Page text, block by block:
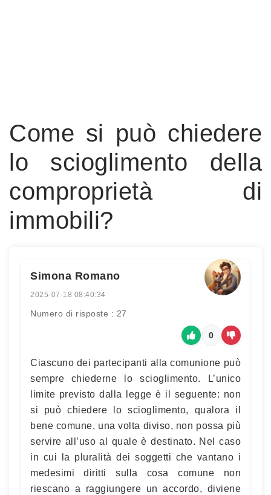
Come si può chiedere
lo scioglimento della
comproprietà di
immobili?
Simona Romano
2025-07-18 08:40:34
Numero di risposte : 27
0
Ciascuno dei partecipanti alla comunione può
sempre chiederne lo scioglimento. L’unico
limite previsto dalla legge è il seguente: non
si può chiedere lo scioglimento, qualora il
bene comune, una volta diviso, non possa più
servire all’uso al quale è destinato. Nel caso
in cui la pluralità dei soggetti che vantano i
medesimi diritti sulla cosa comune non
riescano a raggiungere un accordo, diviene